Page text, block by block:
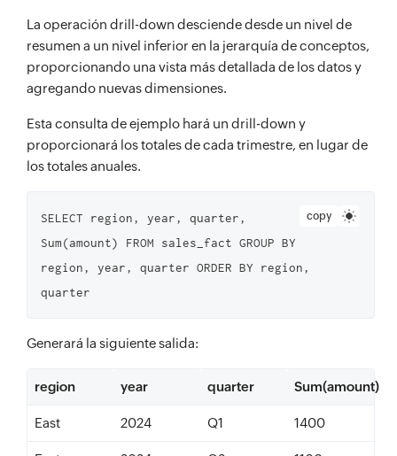
La operación drill-down desciende desde un nivel de
resumen a un nivel inferior en la jerarquía de conceptos,
proporcionando una vista más detallada de los datos y
agregando nuevas dimensiones.
Esta consulta de ejemplo hará un drill-down y
proporcionará los totales de cada trimestre, en lugar de
los totales anuales.
copy
SELECT region, year, quarter,
Sum(amount) FROM sales_fact GROUP BY
region, year, quarter ORDER BY region,
quarter
Generará la siguiente salida:
region year quarter Sum(amount)
East 2024 Q1 1400